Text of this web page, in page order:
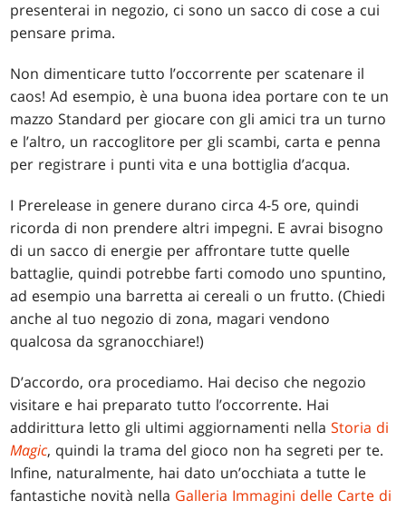
presenterai in negozio, ci sono un sacco di cose a cui
pensare prima.
Non dimenticare tutto l’occorrente per scatenare il
caos! Ad esempio, è una buona idea portare con te un
mazzo Standard per giocare con gli amici tra un turno
e l’altro, un raccoglitore per gli scambi, carta e penna
per registrare i punti vita e una bottiglia d’acqua.
I Prerelease in genere durano circa 4-5 ore, quindi
ricorda di non prendere altri impegni. E avrai bisogno
di un sacco di energie per affrontare tutte quelle
battaglie, quindi potrebbe farti comodo uno spuntino,
ad esempio una barretta ai cereali o un frutto. (Chiedi
anche al tuo negozio di zona, magari vendono
qualcosa da sgranocchiare!)
D’accordo, ora procediamo. Hai deciso che negozio
visitare e hai preparato tutto l’occorrente. Hai
addirittura letto gli ultimi aggiornamenti nellaStoria di
Magic, quindi la trama del gioco non ha segreti per te.
Infine, naturalmente, hai dato un’occhiata a tutte le
fantastiche novità nella Galleria Immagini delle Carte di